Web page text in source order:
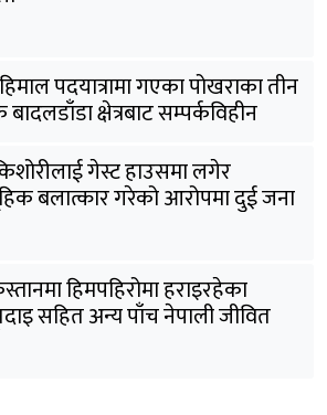
हिमाल पदयात्रामा गएका पोखराका तीन
क्षेत्रबाट सम्पर्कविहीन
गेस्ट हाउसमा लगेर
बलात्कार गरेको आरोपमा दुई जना
हिमपहिरोमा हराइरहेका
सहित अन्य पाँच नेपाली जीवित